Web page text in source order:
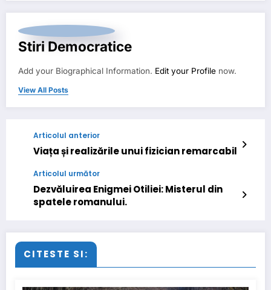
Stiri Democratice
Add your Biographical Information. Edit your Profile now.
View All Posts
Articolul anterior
Viața și realizările unui fizician remarcabil
Articolul următor
Dezvăluirea Enigmei Otiliei: Misterul din
spatele romanului.
CITESTE SI: